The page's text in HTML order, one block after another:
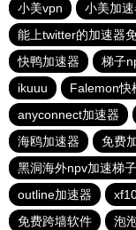
小美vpn
小美加速
能上twitter的加速器
快鸭加速器
梯子
ikuuu
Falemon快
anyconnect加速器
海鸥加速器
免费
黑洞海外npv加速梯子
outline加速器
免费跨墙软件
泡